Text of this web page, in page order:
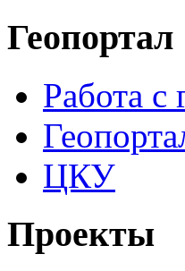
Геопортал
Работа с
ЦКУ
Проекты